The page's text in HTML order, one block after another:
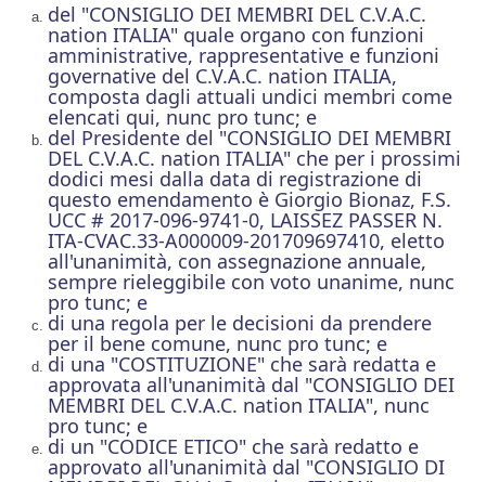
del "CONSIGLIO DEI MEMBRI DEL C.V.A.C.
nation ITALIA" quale organo con funzioni
amministrative, rappresentative e funzioni
governative del C.V.A.C. nation ITALIA,
composta dagli attuali undici membri come
elencati qui, nunc pro tunc; e
del Presidente del "CONSIGLIO DEI MEMBRI
DEL C.V.A.C. nation ITALIA" che per i prossimi
dodici mesi dalla data di registrazione di
questo emendamento è Giorgio Bionaz, F.S.
UCC # 2017-096-9741-0, LAISSEZ PASSER N.
ITA-CVAC.33-A000009-201709697410, eletto
all'unanimità, con assegnazione annuale,
sempre rieleggibile con voto unanime, nunc
pro tunc; e
di una regola per le decisioni da prendere
per il bene comune, nunc pro tunc; e
di una "COSTITUZIONE" che sarà redatta e
approvata all'unanimità dal "CONSIGLIO DEI
MEMBRI DEL C.V.A.C. nation ITALIA", nunc
pro tunc; e
di un "CODICE ETICO" che sarà redatto e
approvato all'unanimità dal "CONSIGLIO DI